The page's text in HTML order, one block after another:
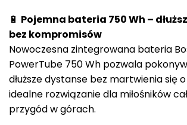
🔋 Pojemna bateria 750 Wh –
bez kompromisów
Nowoczesna zintegrowana bateria
PowerTube 750 Wh pozwala
dłuższe dystanse bez martwienia się
idealne rozwiązanie dla miłośników
przygód w górach.